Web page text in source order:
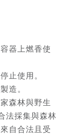
器上燃香使
止使用。
造。
森林與野生
法採集與森林
自合法且受